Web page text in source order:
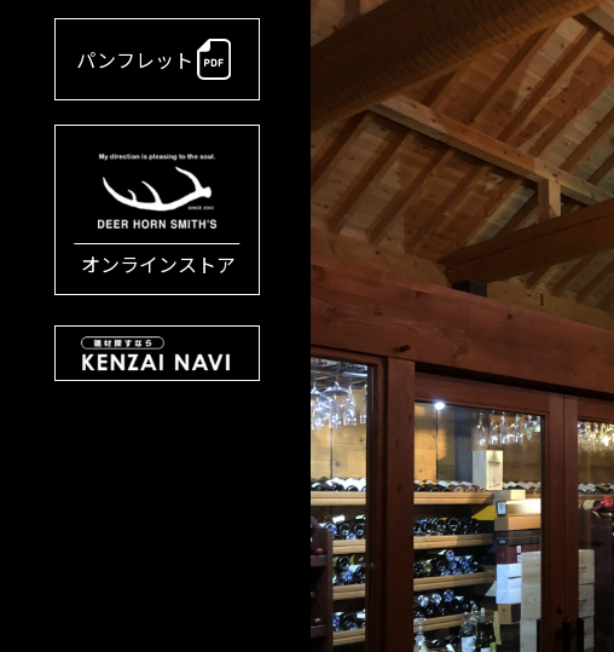
パンフレット
オンラインストア